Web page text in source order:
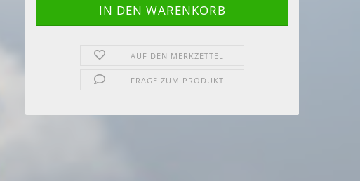
AUF DEN MERKZETTEL
FRAGE ZUM PRODUKT